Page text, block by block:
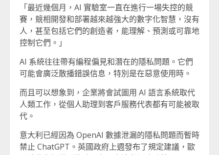
「最近幾個月，AI 實驗室一直在進行一場失控的競
賽，競相開發和部署越來越強大的數字化智慧，沒有
人，甚至包括它們的創造者，能理解、預測或可靠地
控制它們。」
AI 系統往往帶有編程偏見和潛在的隱私問題。它們
可能會廣泛散播錯誤信息，特別是在惡意使用時。
而且可以想象到，企業將會試圖用 AI 語言系統取代
人類工作，從個人助理到客戶服務代表都有可能被取
代。
意大利已經因為 OpenAI 數據泄漏的隱私問題而暫時
禁止 ChatGPT。英國政府上週發布了規定建議，歐